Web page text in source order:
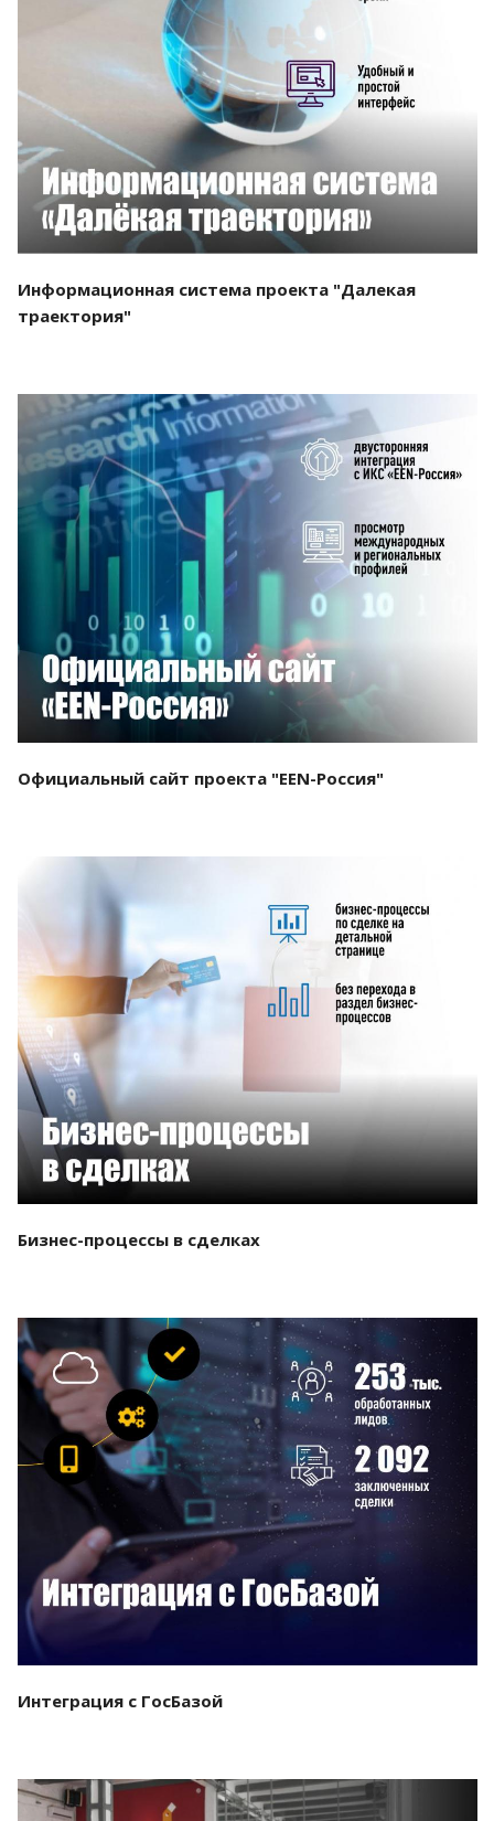
Смотреть проект
Информационная система проекта "Далекая
траектория"
Смотреть проект
Официальный сайт проекта "EEN-Россия"
Бизнес-процессы в сделках
Смотреть проект
Интеграция с ГосБазой